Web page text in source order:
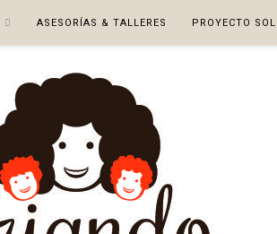
ASESORÍAS & TALLERES PROYECTO